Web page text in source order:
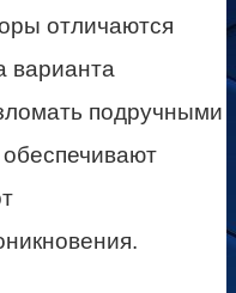
отличаются
варианта
подручными